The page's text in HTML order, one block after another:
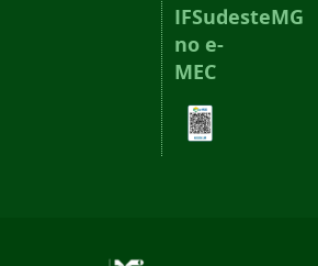
IFSudesteMG
no e-
MEC